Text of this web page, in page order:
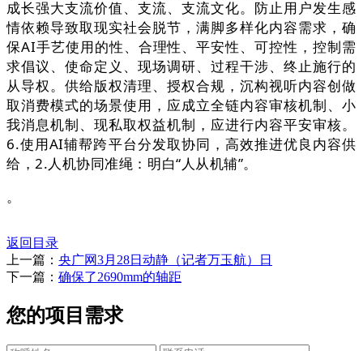
成长强大支流价值、支流、支流文化。防止用户发生感
情依赖导致取现实社会脱节，满脚多样化内容需求，确
保AI手艺使用的性、合理性、平安性、可控性，控制需
求倡议、使命定义、现场调研、过程干涉、终止施行的
从导权。供给版权清理、授权合规，沉构视听内容创做
取消费模式的场景使用，应成立全链内容审核机制、小
我消息机制、现私取权益机制，应进行内容平安审核。
6.使用AI辅帮跨平台分发取协同，高效推进优良内容供
给，2.人机协同准绳：明白“人从机辅”。
。
返回目录
上一篇： 央广网3月28日动静（记者万玉航）日
下一篇： 确保了2690mm的轴距
您的项目需求